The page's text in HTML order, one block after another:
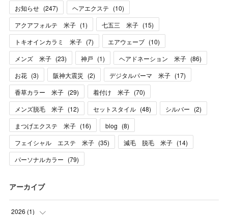
お知らせ (247) ヘアエクステ (10)
アクアフォルテ 米子 (1) 七五三 米子 (15)
トキオインカラミ 米子 (7) エアウェーブ (10)
メンズ 米子 (23) 神戸 (1) ヘアドネーション 米子 (86)
お花 (3) 阪神大震災 (2) デジタルパーマ 米子 (17)
香草カラー 米子 (29) 着付け 米子 (70)
メンズ脱毛 米子 (12) セットスタイル (48) シルバー (2)
まつげエクステ 米子 (16) blog (8)
フェイシャル エステ 米子 (35) 減毛 脱毛 米子 (14)
パーソナルカラー (79)
アーカイブ
2026 (1)